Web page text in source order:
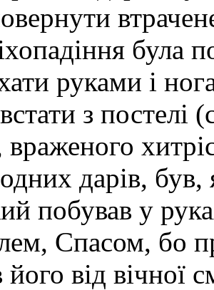
була
руками і
з
дарів,
побував у
Спасом, бо
його від вічної